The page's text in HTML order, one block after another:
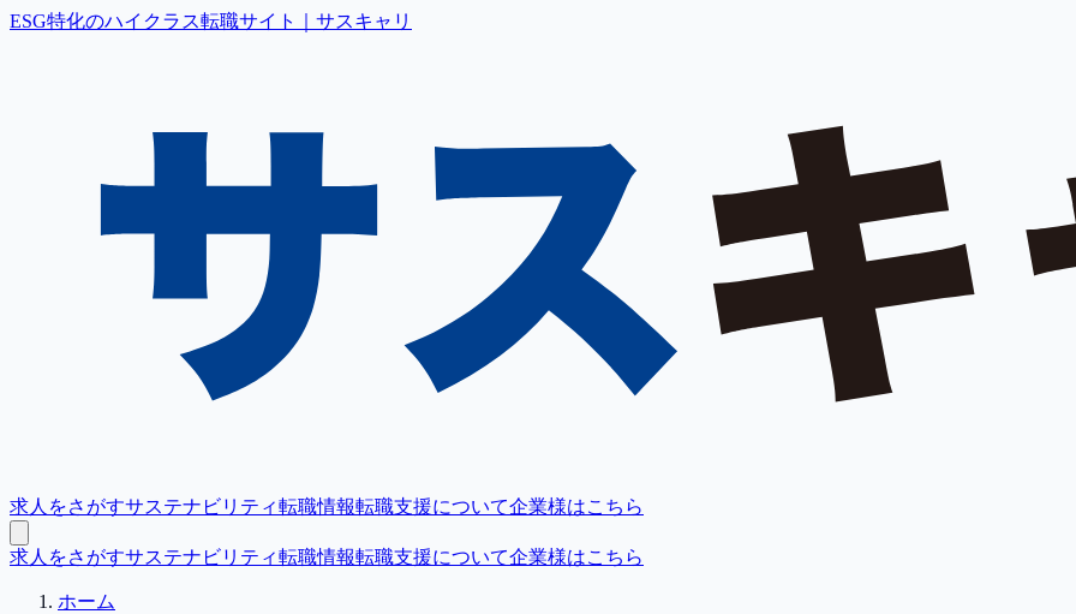
ESG特化のハイクラス転職サイト｜サスキャリ
求人をさがすサステナビリティ転職情報転職支援について企業様はこちら
求人をさがすサステナビリティ転職情報転職支援について企業様はこちら
ホーム